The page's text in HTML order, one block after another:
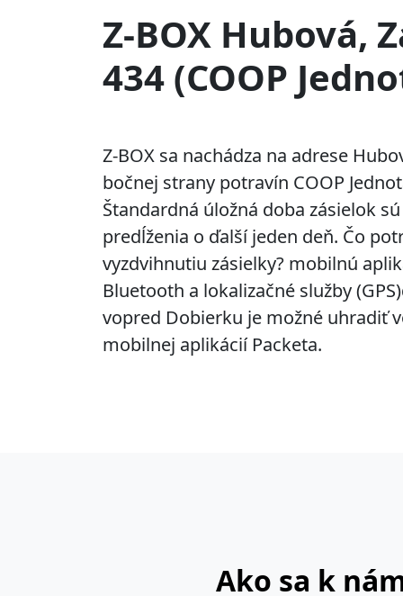
Z-BOX Hubová,
434 (COOP
Z-BOX sa nachádza na adrese
bočnej strany potravín COOP
Štandardná úložná doba zásielok
predĺženia o ďalší jeden deň. Čo
vyzdvihnutiu zásielky? mobilnú
Bluetooth a lokalizačné služby
vopred Dobierku je možné uhradiť
mobilnej aplikácií Packeta.
Ako sa k